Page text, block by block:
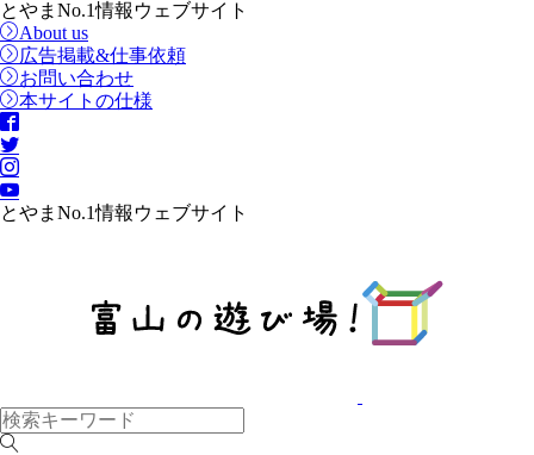
とやまNo.1情報ウェブサイト
About us
広告掲載&仕事依頼
お問い合わせ
本サイトの仕様
とやまNo.1情報ウェブサイト